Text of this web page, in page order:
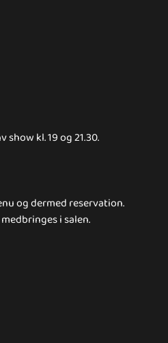
kl. 19 og 21.30.
og dermed reservation.
i salen.